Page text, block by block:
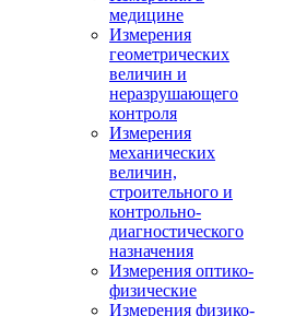
медицине
Измерения
геометрических
величин и
неразрушающего
контроля
Измерения
механических
величин,
строительного и
контрольно-
диагностического
назначения
Измерения оптико-
физические
Измерения физико-